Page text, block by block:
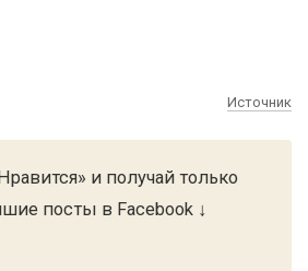
Источник
и получай только
посты в Facebook ↓